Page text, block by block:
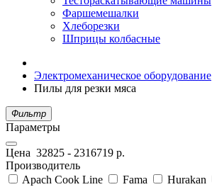
Фаршемешалки
Хлеборезки
Шприцы колбасные
Электромеханическое оборудование
Пилы для резки мяса
Фильтр
Параметры
Цена 32825 - 2316719 р.
Производитель
Apach Cook Line
Fama Hurakan